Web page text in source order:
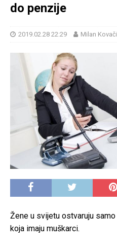
do penzije
2019.02.28 22:29 Milan
Žene u svijetu ostvaruju
koja imaju muškarci.